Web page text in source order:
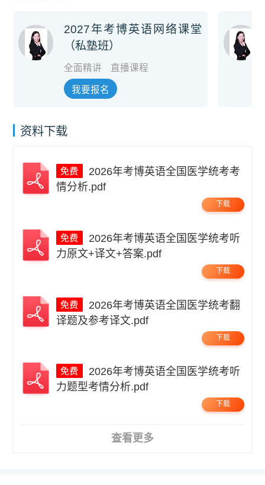
2027年考博英语网络课堂
（私塾班）
全面精讲 直播课程
我要报名
资料下载
情分析.pdf
下载
力原文+译文+答案.pdf
下载
译题及参考译文.pdf
下载
力题型考情分析.pdf
下载
查看更多